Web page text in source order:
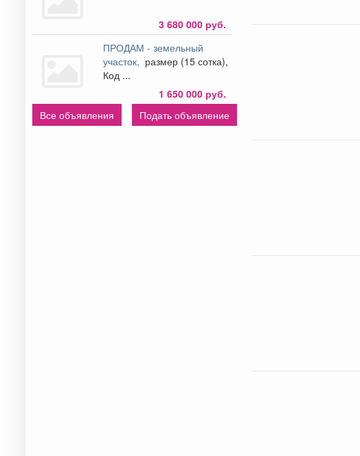
3 680 000 руб.
ПРОДАМ - земельный
участок, размер (15 сотка),
Код ...
1 650 000 руб.
Все объявления
Подать объявление